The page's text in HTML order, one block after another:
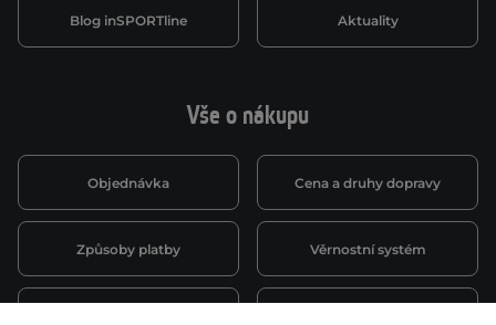
Vše o nákupu
Objednávka Cena a druhy dopravy
Způsoby platby Věrnostní systém
Blog inSPORTline Aktuality